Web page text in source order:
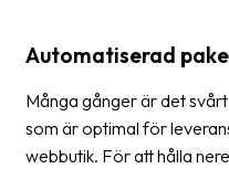
Jobb
karriär
Nyhetsarkiv
Automatiserad
Många gånger är det
som är optimal för
webbutik. För att hålla